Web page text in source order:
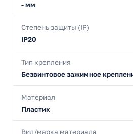
- мм
Степень защиты (IP)
IP20
Тип крепления
Безвинтовое зажимное
Материал
Пластик
Вид/марка материала